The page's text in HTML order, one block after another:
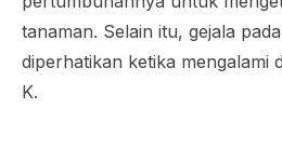
tanaman. Selain itu, gejala
diperhatikan ketika mengalami
K.